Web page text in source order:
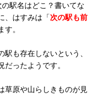
駅名はどこ？書いてな
、はすみは「次の駅も前
す。
も存在しないという、
ったようです。
草原や山らしきものが見